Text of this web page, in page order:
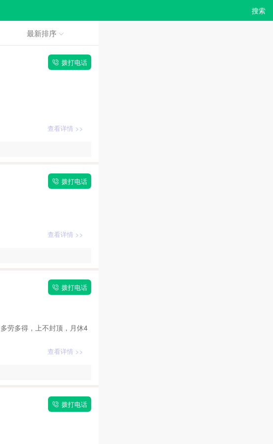
搜索
最新排序
拨打电话
查看详情 >>
拨打电话
查看详情 >>
拨打电话
劳多得，上不封顶，月休4
查看详情 >>
拨打电话